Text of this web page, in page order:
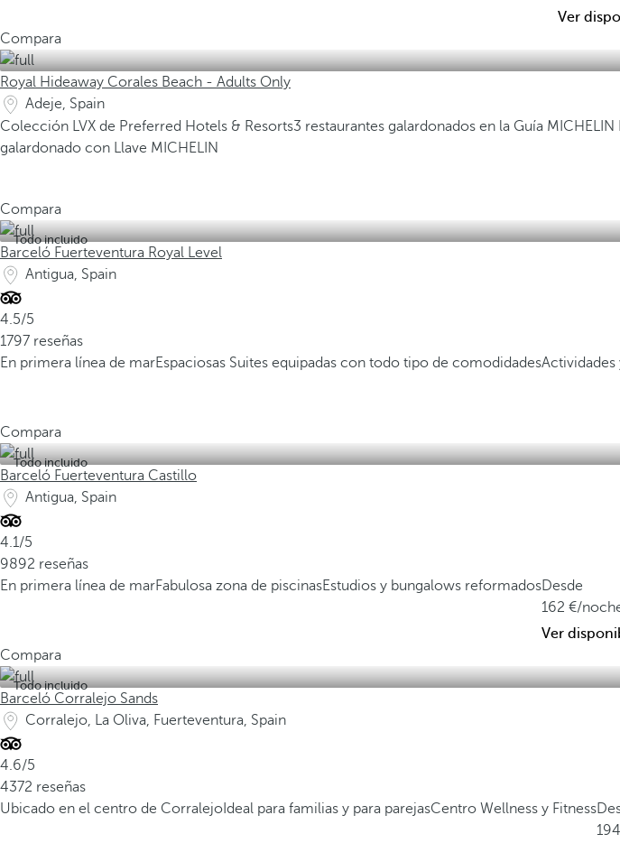
Ver
Compara
Royal Hideaway Corales Beach - Adults Only
Adeje, Spain
Colección LVX de Preferred Hotels & Resorts3 restaurantes galardonados en la Guía
galardonado con Llave MICHELIN
Compara
Todo incluido
Barceló Fuerteventura Royal Level
Antigua, Spain
4.5/5
1797 reseñas
En primera línea de marEspaciosas Suites equipadas con todo tipo de comodidades
Compara
Todo incluido
Barceló Fuerteventura Castillo
Antigua, Spain
4.1/5
9892 reseñas
En primera línea de marFabulosa zona de piscinasEstudios y bungalows reformadosDesde
162
/
Ver
Compara
Todo incluido
Barceló Corralejo Sands
Corralejo, La Oliva, Fuerteventura, Spain
4.6/5
4372 reseñas
Ubicado en el centro de Corralejo Ideal para familias y para parejasCentro Wellness y Fitness
194